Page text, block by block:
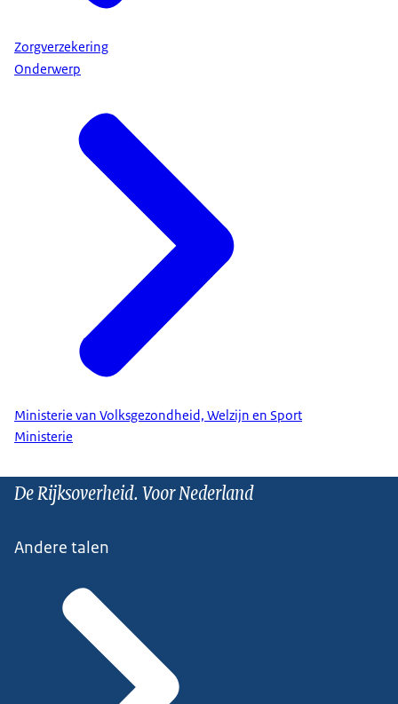
Zorgverzekering
Onderwerp
Ministerie van Volksgezondheid, Welzijn en Sport
Ministerie
De Rijksoverheid. Voor Nederland
Andere talen